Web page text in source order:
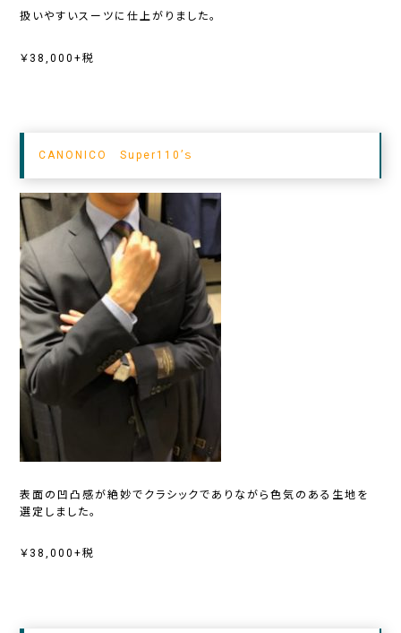
扱いやすいスーツに仕上がりました。
￥38,000+税
CANONICO Super110’ｓ
表面の凹凸感が絶妙でクラシックでありながら色気のある生地を
選定しました。
￥38,000+税